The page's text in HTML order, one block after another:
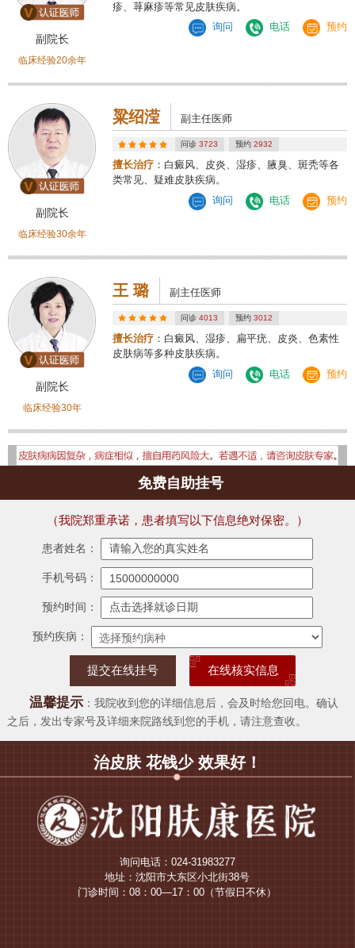
副院长
临床经验20余年
疹、荨麻疹等常见皮肤疾病。
询问
电话 预约
副院长
临床经验30余年
粱绍滢 副主任医师
问诊3723 预约 2932
擅长治疗 ：白癜风、皮炎、湿疹、腋臭、斑秃等各
类常见、疑难皮肤疾病。
询问
电话 预约
副院长
临床经验30年
王 璐 副主任医师
问诊4013 预约 3012
擅长治疗 ：白癜风、湿疹、扁平疣、皮炎、色素性
皮肤病等多种皮肤疾病。
询问
电话 预约
免费自助挂号
（我院郑重承诺，患者填写以下信息绝对保密。）
患者姓名：
手机号码：
预约时间：
预约疾病：
在线核实信息
温馨提示：我院收到您的详细信息后，会及时给您回电。确认
之后，发出专家号及详细来院路线到您的手机，请注意查收。
治皮肤 花钱少 效果好！
询问电话：024-31983277
地址：沈阳市大东区小北街38号
门诊时间：08：00—17：00（节假日不休）